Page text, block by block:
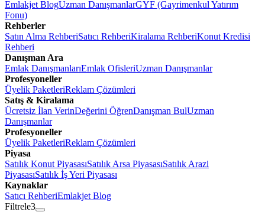
Emlakjet BlogUzman DanışmanlarGYF (Gayrimenkul Yatırım
Fonu)
Rehberler
Satın Alma RehberiSatıcı RehberiKiralama RehberiKonut Kredisi
Rehberi
Danışman Ara
Emlak DanışmanlarıEmlak OfisleriUzman Danışmanlar
Profesyoneller
Üyelik PaketleriReklam Çözümleri
Satış & Kiralama
Ücretsiz İlan VerinDeğerini ÖğrenDanışman BulUzman
Danışmanlar
Profesyoneller
Üyelik PaketleriReklam Çözümleri
Piyasa
Satılık Konut PiyasasıSatılık Arsa PiyasasıSatılık Arazi
PiyasasıSatılık İş Yeri Piyasası
Kaynaklar
Satıcı RehberiEmlakjet Blog
Filtrele3